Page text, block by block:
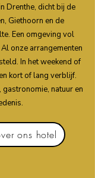
Drenthe, dicht bij de
Giethoorn en de
Een omgeving vol
onze arrangementen
In het weekend of
kort of lang verblijf.
natuur en
ons hotel